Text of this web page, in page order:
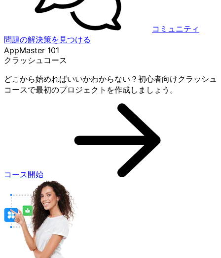
コミュニティ
問題の解決策を見つける
AppMaster 101
クラッシュコース
どこから始めればいいかわからない？初心者向けクラッシュ
コースで最初のプロジェクトを作成しましょう。
コース開始